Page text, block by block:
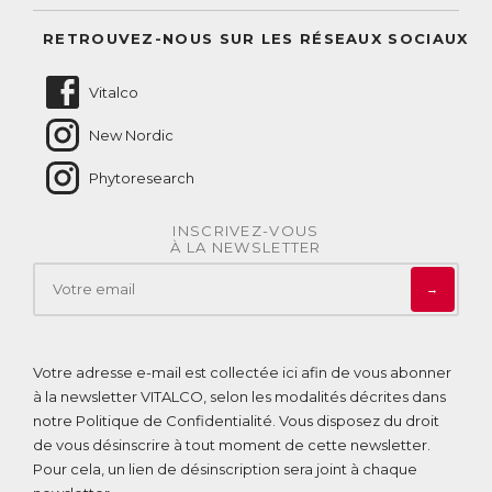
RETROUVEZ-NOUS SUR LES RÉSEAUX SOCIAUX
Vitalco
New Nordic
Phytoresearch
INSCRIVEZ-VOUS
À LA NEWSLETTER
→
Votre adresse e-mail est collectée ici afin de vous abonner
à la newsletter VITALCO, selon les modalités décrites dans
notre Politique de Confidentialité . Vous disposez du droit
de vous désinscrire à tout moment de cette newsletter.
Pour cela, un lien de désinscription sera joint à chaque